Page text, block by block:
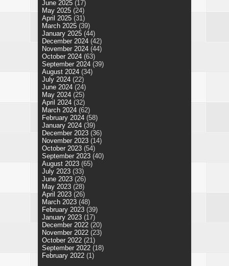
June 2025 (17)
May 2025 (24)
April 2025 (31)
March 2025 (39)
January 2025 (44)
December 2024 (42)
November 2024 (44)
October 2024 (63)
September 2024 (39)
August 2024 (34)
July 2024 (22)
June 2024 (24)
May 2024 (25)
April 2024 (32)
March 2024 (62)
February 2024 (58)
January 2024 (39)
December 2023 (36)
November 2023 (14)
October 2023 (54)
September 2023 (40)
August 2023 (65)
July 2023 (33)
June 2023 (26)
May 2023 (28)
April 2023 (26)
March 2023 (48)
February 2023 (39)
January 2023 (17)
December 2022 (20)
November 2022 (23)
October 2022 (21)
September 2022 (18)
February 2022 (1)